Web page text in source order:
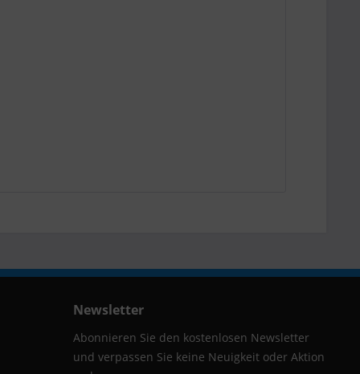
Newsletter
Abonnieren Sie den kostenlosen Newsletter
und verpassen Sie keine Neuigkeit oder Aktion